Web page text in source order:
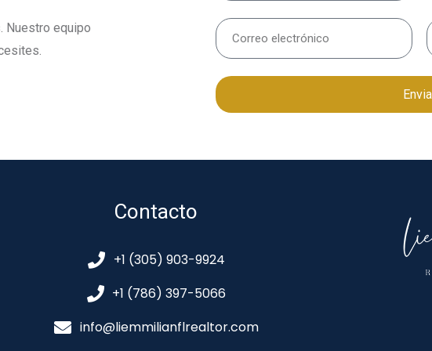
Nuestro equipo
Contacto
+1 (305) 903-9924
+1 (786) 397-5066
info@liemmilianflrealtor.com